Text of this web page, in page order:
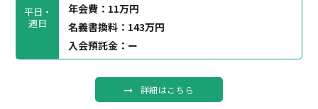
平日・
週日
年会費：11万円
名義書換料：143万円
入会預託金：ー
詳細はこちら